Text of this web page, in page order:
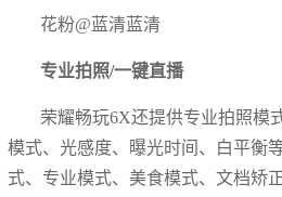
花粉@蓝清蓝清
专业拍照/一键直播
荣耀畅玩6X还提供专业拍照模
模式、光感度、曝光时间、白平衡
式、专业模式、美食模式、文档矫